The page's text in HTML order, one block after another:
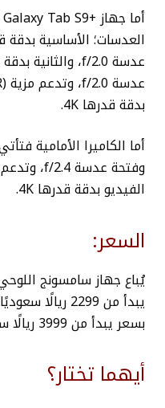
بدقة قدرها 4K.
الفيديو بدقة قدرها 4K.
السعر:
يبدأ من2299 ريالًا سعوديًا
بسعر يبدأ من
أيهما تختار؟